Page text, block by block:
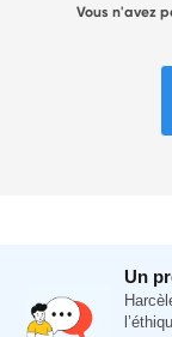
Vous n'avez
Un